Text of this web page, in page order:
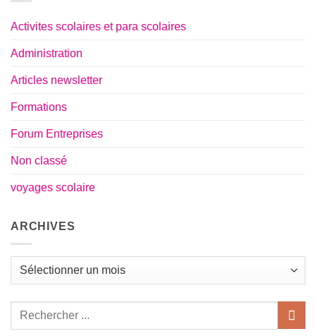
vie
Activites scolaires et para scolaires
Administration
Articles newsletter
Formations
Forum Entreprises
Non classé
voyages scolaire
ARCHIVES
Archives